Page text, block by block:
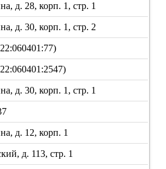
д. 28, корп. 1, стр. 1
д. 30, корп. 1, стр. 2
д. 30, корп. 1, стр. 1
д. 12, корп. 1
д. 113, стр. 1